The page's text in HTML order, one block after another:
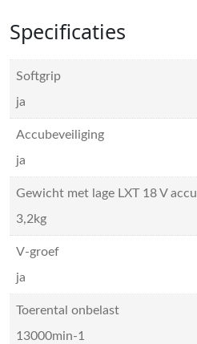
Specificaties
Softgrip
ja
Accubeveiliging
ja
Gewicht met lage LXT 18 V accu
3,2kg
V-groef
ja
Toerental onbelast
13000min-1